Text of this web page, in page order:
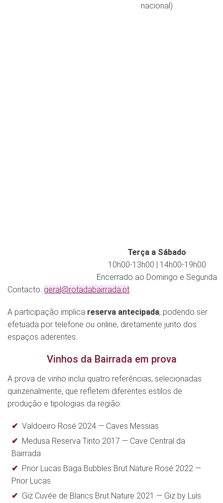
nacional)
Terça a Sábado
10h00-13h00 | 14h00-19h00
Encerrado ao Domingo e Segunda
Contacto: geral@rotadabairrada.pt
A participação implica reserva antecipada, podendo ser
efetuada por telefone ou online, diretamente junto dos
espaços aderentes.
Vinhos da Bairrada em prova
A prova de vinho inclui quatro referências, selecionadas
quinzenalmente, que refletem diferentes estilos de
produção e tipologias da região:
Valdoeiro Rosé 2024 — Caves Messias
Medusa Reserva Tinto 2017 — Cave Central da
Bairrada
Prior Lucas Baga Bubbles Brut Nature Rosé 2022 —
Prior Lucas
Giz Cuvée de Blancs Brut Nature 2021 — Giz by Luís